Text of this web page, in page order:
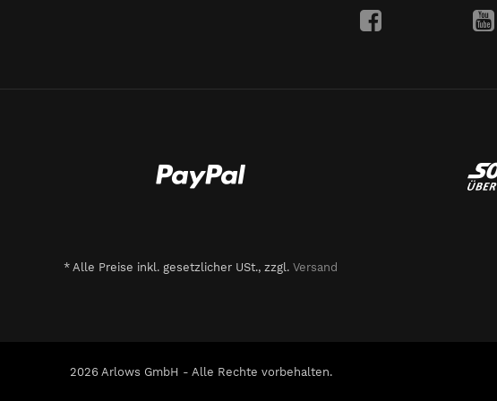
* Alle Preise inkl. gesetzlicher USt., zzgl. Versand
2026 Arlows GmbH - Alle Rechte vorbehalten.